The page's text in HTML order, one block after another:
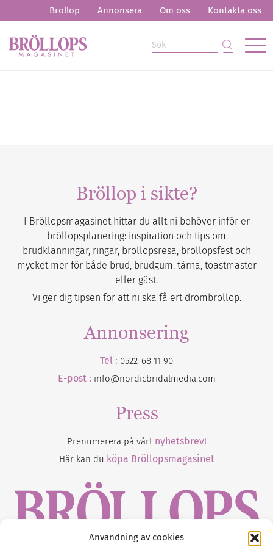
Användning av cookies
Bröllop Annonsera Om oss Kontakta oss
Bröllop i sikte?
I Bröllopsmagasinet hittar du allt ni behöver inför er
bröllopsplanering: inspiration och tips om
brudklänningar, ringar, bröllopsresa, bröllopsfest och
mycket mer för både brud, brudgum, tärna, toastmaster
eller gäst.
Vi ger dig tipsen för att ni ska få ert drömbröllop.
Annonsering
Tel : 0522-68 11 90
E-post : info@nordicbridalmedia.com
Press
Prenumerera på vårt nyhetsbrev!
Här kan du köpa Bröllopsmagasinet